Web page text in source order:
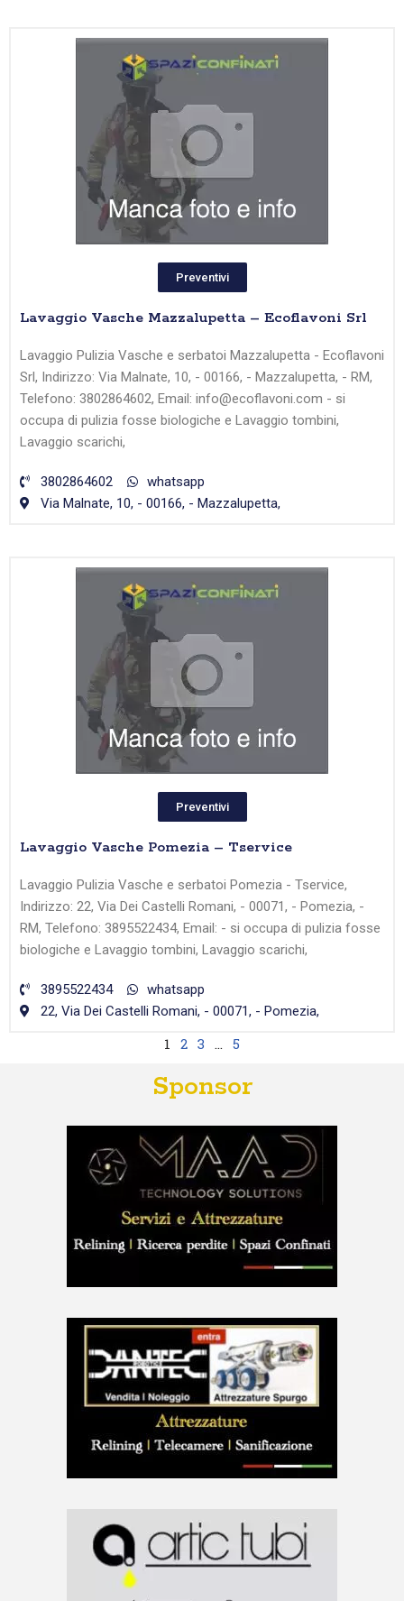
Preventivi
Lavaggio Vasche Mazzalupetta – Ecoflavoni Srl
Lavaggio Pulizia Vasche e serbatoi Mazzalupetta - Ecoflavoni
Srl, Indirizzo: Via Malnate, 10, - 00166, - Mazzalupetta, - RM,
Telefono: 3802864602, Email: info@ecoflavoni.com - si
occupa di pulizia fosse biologiche e Lavaggio tombini,
Lavaggio scarichi,
3802864602
whatsapp
Via Malnate, 10, - 00166, - Mazzalupetta,
Preventivi
Lavaggio Vasche Pomezia – Tservice
Lavaggio Pulizia Vasche e serbatoi Pomezia - Tservice,
Indirizzo: 22, Via Dei Castelli Romani, - 00071, - Pomezia, -
RM, Telefono: 3895522434, Email: - si occupa di pulizia fosse
biologiche e Lavaggio tombini, Lavaggio scarichi,
3895522434
whatsapp
22, Via Dei Castelli Romani, - 00071, - Pomezia,
1 2 3 … 5
Sponsor